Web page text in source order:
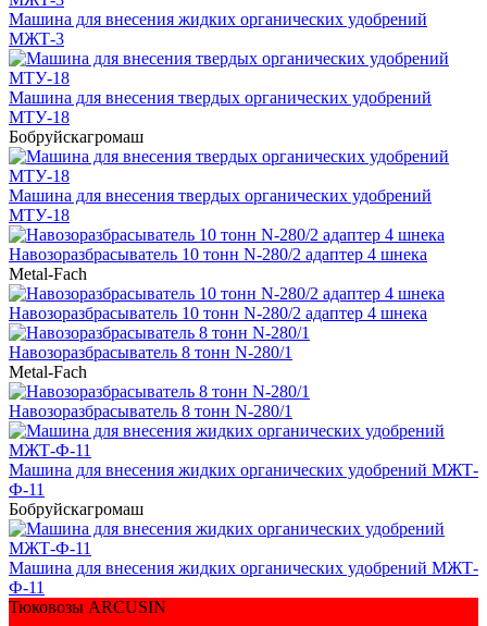
Машина для внесения жидких органических удобрений
МЖТ-3
Машина для внесения твердых органических удобрений
МТУ-18
Бобруйскагромаш
Машина для внесения твердых органических удобрений
МТУ-18
Навозоразбрасыватель 10 тонн N-280/2 адаптер 4 шнека
Metal-Fach
Навозоразбрасыватель 10 тонн N-280/2 адаптер 4 шнека
Навозоразбрасыватель 8 тонн N-280/1
Metal-Fach
Навозоразбрасыватель 8 тонн N-280/1
Машина для внесения жидких органических удобрений МЖТ-
Ф-11
Бобруйскагромаш
Машина для внесения жидких органических удобрений МЖТ-
Ф-11
Тюковозы ARCUSIN